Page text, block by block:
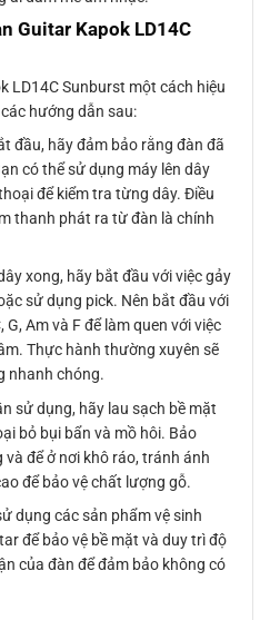
Guitar Kapok LD14C
LD14C Sunburst một cách hiệu
hướng dẫn sau:
đầu, hãy đảm bảo rằng đàn đã
có thể sử dụng máy lên dây
để kiểm tra từng dây. Điều
thanh phát ra từ đàn là chính
xong, hãy bắt đầu với việc gảy
sử dụng pick. Nên bắt đầu với
Am và F để làm quen với việc
Thực hành thường xuyên sẽ
nhanh chóng.
sử dụng, hãy lau sạch bề mặt
bỏ bụi bẩn và mồ hôi. Bảo
để ở nơi khô ráo, tránh ánh
để bảo vệ chất lượng gỗ.
dụng các sản phẩm vệ sinh
để bảo vệ bề mặt và duy trì độ
của đàn để đảm bảo không có